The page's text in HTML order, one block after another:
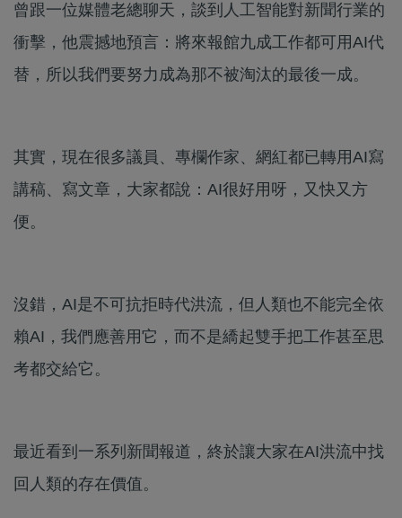
曾跟一位媒體老總聊天，談到人工智能對新聞行業的
衝擊，他震撼地預言：將來報館九成工作都可用AI代
替，所以我們要努力成為那不被淘汰的最後一成。
其實，現在很多議員、專欄作家、網紅都已轉用AI寫
講稿、寫文章，大家都說：AI很好用呀，又快又方
便。
沒錯，AI是不可抗拒時代洪流，但人類也不能完全依
賴AI，我們應善用它，而不是繑起雙手把工作甚至思
考都交給它。
最近看到一系列新聞報道，終於讓大家在AI洪流中找
回人類的存在價值。